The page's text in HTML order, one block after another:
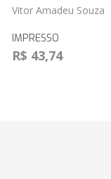
Vitor Amadeu Souza
IMPRESSO
R$ 43,74